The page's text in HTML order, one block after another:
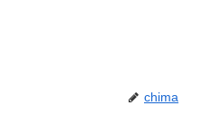
chima